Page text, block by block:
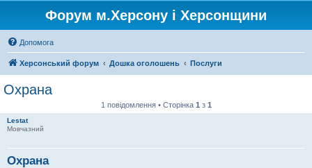
Форум м.Херсону і Херсонщини
Допомога
Херсонський форум Дошка оголошень Послуги
Охрана
1 повідомлення • Сторінка 1 з 1
Lestat
Мовчазний
Охрана